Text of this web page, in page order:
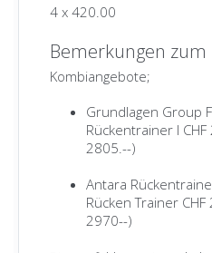
4 x 420.00
Bemerkungen zum
Kombiangebote;
Grundlagen Group
Rückentrainer I
2805.--)
Antara
Rücken Trainer
2970--)